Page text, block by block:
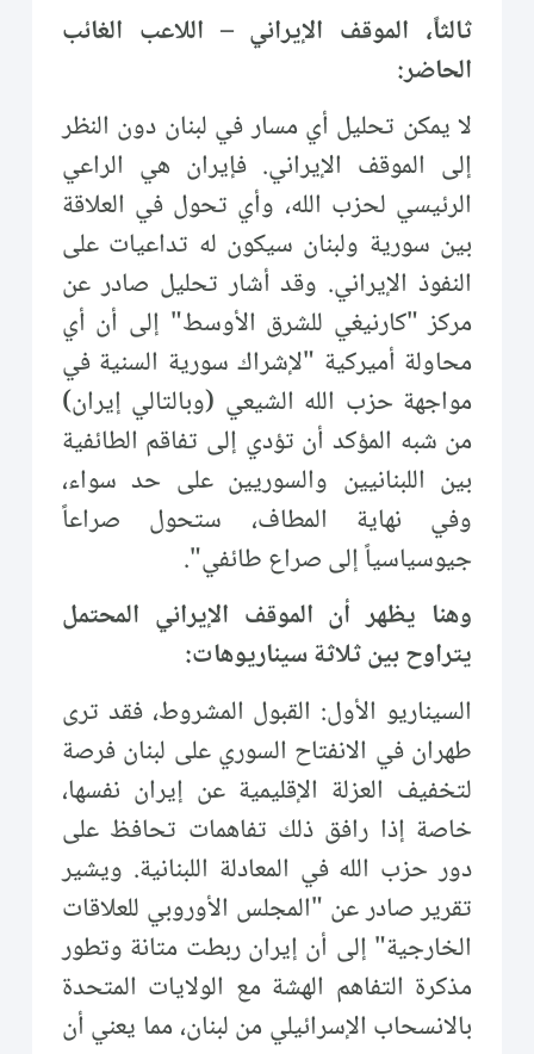
ثالثاً، الموقف الإيراني – اللاعب الغائب
الحاضر:
لا يمكن تحليل أي مسار في لبنان دون النظر
إلى الموقف الإيراني. فإيران هي الراعي
الرئيسي لحزب الله، وأي تحول في العلاقة
بين سورية ولبنان سيكون له تداعيات على
النفوذ الإيراني. وقد أشار تحليل صادر عن
مركز "كارنيغي للشرق الأوسط" إلى أن أي
محاولة أميركية "لإشراك سورية السنية في
مواجهة حزب الله الشيعي (وبالتالي إيران)
من شبه المؤكد أن تؤدي إلى تفاقم الطائفية
بين اللبنانيين والسوريين على حد سواء،
وفي نهاية المطاف، ستحول صراعاً
جيوسياسياً إلى صراع طائفي".
وهنا يظهر أن الموقف الإيراني المحتمل
يتراوح بين ثلاثة سيناريوهات:
السيناريو الأول: القبول المشروط، فقد ترى
طهران في الانفتاح السوري على لبنان فرصة
لتخفيف العزلة الإقليمية عن إيران نفسها،
خاصة إذا رافق ذلك تفاهمات تحافظ على
دور حزب الله في المعادلة اللبنانية. ويشير
تقرير صادر عن "المجلس الأوروبي للعلاقات
الخارجية" إلى أن إيران ربطت متانة وتطور
مذكرة التفاهم الهشة مع الولايات المتحدة
بالانسحاب الإسرائيلي من لبنان، مما يعني أن